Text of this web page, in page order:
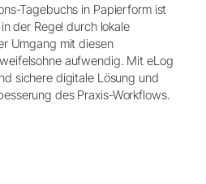
Tagebuchs in Papierform ist
der Regel durch lokale
Umgang mit diesen
aufwendig. Mit eLog
sichere digitale Lösung und
des Praxis-Workflows.